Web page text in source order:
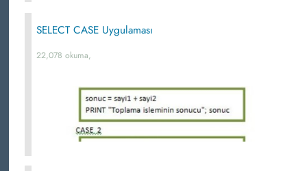
SELECT CASE Uygulaması
22,078 okuma,